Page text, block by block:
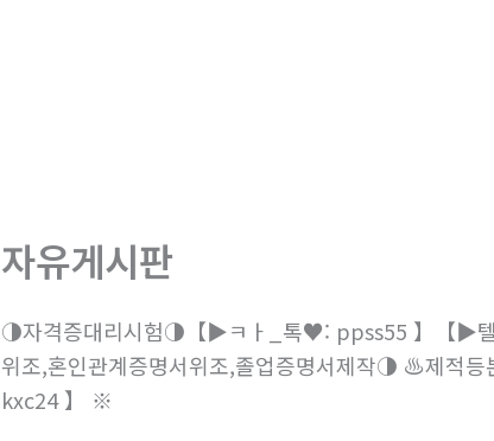
자유게시판
◑자격증대리시험◑【▶ㅋㅏ_톡♥: ppss55 】【▶텔
위조,혼인관계증명서위조,졸업증명서제작◑ ♨️제
kxc24 】 ※